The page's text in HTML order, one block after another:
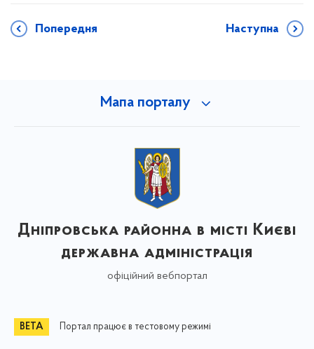
Попередня Наступна
Мапа порталу
Дніпровська районна в місті Києві
державна адміністрація
офіційний вебпортал
Портал працює в тестовому режимі